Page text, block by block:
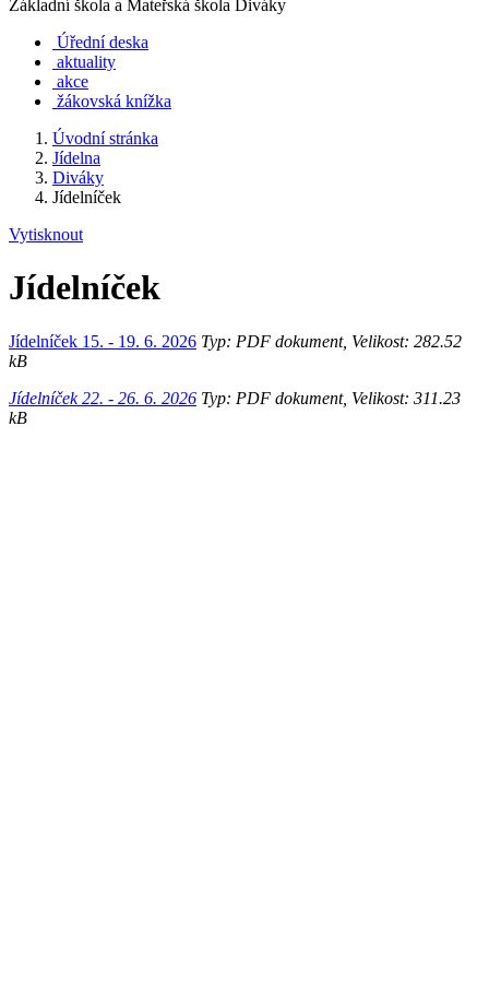
Základní škola a Mateřská škola Diváky
Úřední deska
aktuality
akce
žákovská knížka
Úvodní stránka
Jídelna
Diváky
Jídelníček
Vytisknout
Jídelníček
Jídelníček 15. - 19. 6. 2026 Typ: PDF dokument, Velikost: 282.52
kB
Jídelníček 22. - 26. 6. 2026 Typ: PDF dokument, Velikost: 311.23
kB